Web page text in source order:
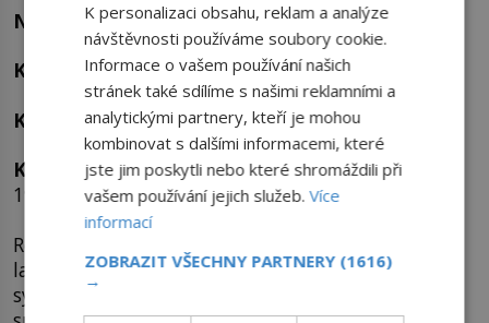
Nylonky
Kdy:
1940
Kde:
Willmington, Delaware, USA
Kdo:
americký chemik Wallace Carothers (1896–
1937)
Roku 1930 vyvinul chemik Wallace Carothers v
laboratořích americké společnosti DuPont první
syntetické (umělé) vlákno nylon. Roku 1935 si jej
K personalizaci obsahu, reklam a analýze
návštěvnosti používáme soubory cookie.
Informace o vašem používání našich
stránek také sdílíme s našimi reklamními a
analytickými partnery, kteří je mohou
kombinovat s dalšími informacemi, které
jste jim poskytli nebo které shromáždili při
vašem používání jejich služeb.Více
informací
ZOBRAZIT VŠECHNY PARTNERY (1616)
→